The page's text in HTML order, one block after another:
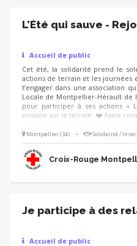
L’Été qui sauve -
Accueil de public
Cet été, la solidarité prend le
actions de terrain et les journées
t’engager dans une association
Locale de Montpellier-Hérault de
pour participer à ses actions «
mission sur le terrain: ❤️ Faire
une ambiance conviviale et et
Montpellier (34) • Solidarité /
Croix-Rouge
Je participe à des
Accueil de public